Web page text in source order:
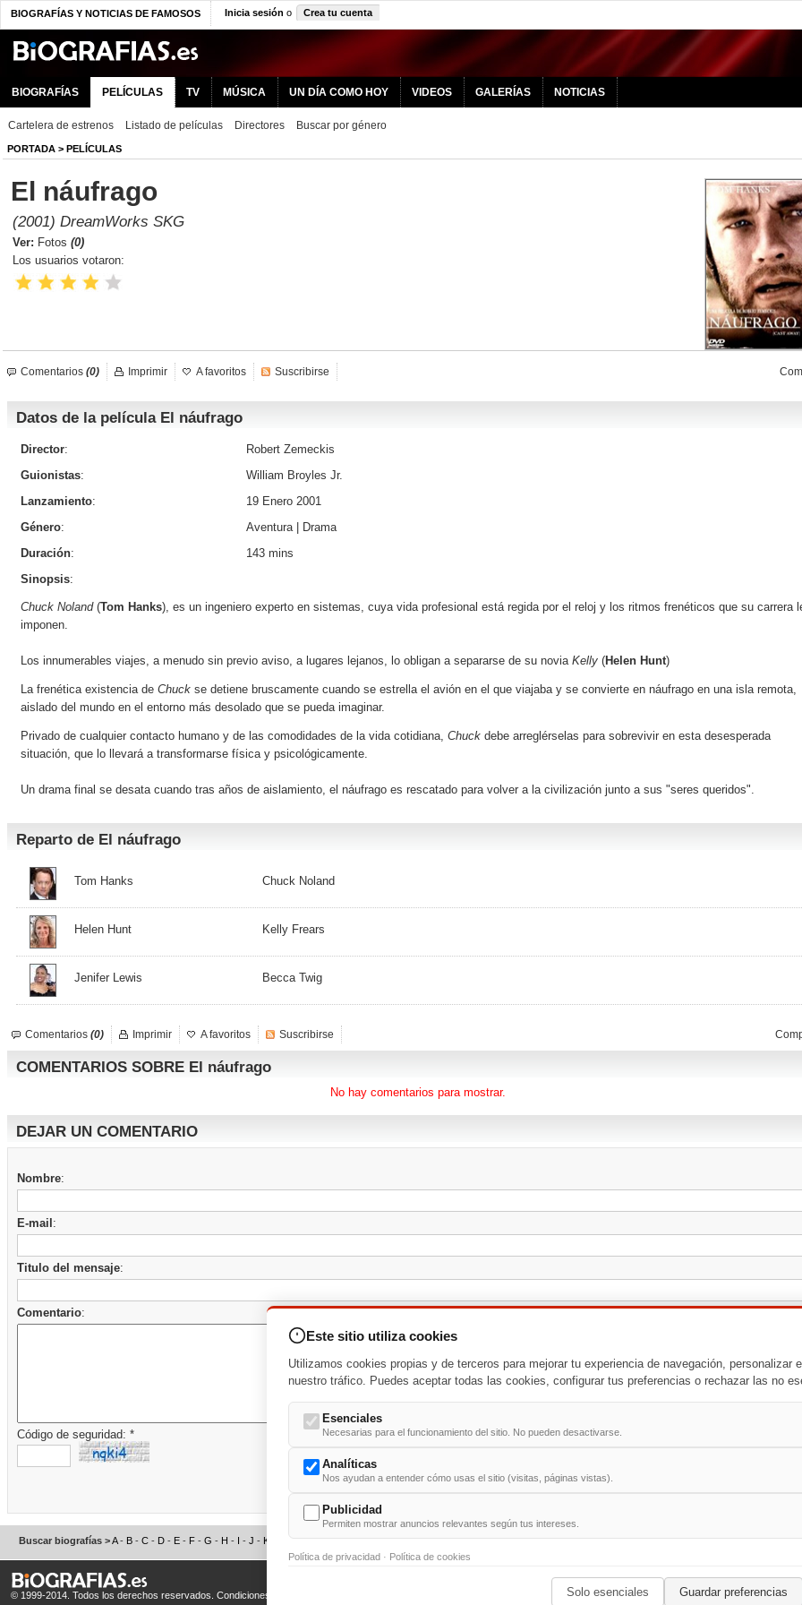
BIOGRAFÍAS Y NOTICIAS DE FAMOSOS Inicia sesión o Crea tu cuenta
BIOGRAFÍAS PELÍCULAS TV MÚSICA UN DÍA COMO HOY VIDEOS GALERÍAS NOTICIAS
Cartelera de estrenos Listado de películas Directores Buscar por género
PORTADA > PELÍCULAS
El náufrago
(2001) DreamWorks SKG
Ver: Fotos (0)
Los usuarios votaron:
Comentarios (0) Imprimir A favoritos Suscribirse
Datos de la película El náufrago
Director:
Robert Zemeckis
Guionistas:
William Broyles Jr.
Lanzamiento:
19 Enero 2001
Género: Aventura|
Drama
Duración:
143 mins
Sinopsis:
Chuck Noland(Tom Hanks), es un ingeniero experto en sistemas, cuya vida profesional está regida por el reloj y los ritmos frenéticos que su carrera
imponen.
Los innumerables viajes, a menudo sin previo aviso, a lugares lejanos, lo obligan a separarse de su novia Kelly (Helen Hunt)
La frenética existencia de Chuck se detiene bruscamente cuando se estrella el avión en el que viajaba y se convierte en náufrago en una isla remota,
aislado del mundo en el entorno más desolado que se pueda imaginar.
Privado de cualquier contacto humano y de las comodidades de la vida cotidiana, Chuck debe arreglérselas para sobrevivir en esta desesperada
situación, que lo llevará a transformarse física y psicológicamente.
Un drama final se desata cuando tras años de aislamiento, el náufrago es rescatado para volver a la civilización junto a sus "seres queridos".
Reparto de El náufrago
Tom Hanks Chuck Noland
Helen Hunt Kelly Frears
Jenifer Lewis Becca Twig
Comentarios (0) Imprimir A favoritos Suscribirse
COMENTARIOS SOBRE El náufrago
No hay comentarios para mostrar.
DEJAR UN COMENTARIO
Nombre:
E-mail :
Titulo del mensaje:
Comentario:
Código de seguridad: *
Buscar biografías >A- B - C - D - E - F - G - H - I - J - K M-N-O-P-Q-R-S-T-U-V-W-X-Y-Z
© 1999-2014. Todos los derechos reservados. Condiciones de uso
Este sitio utiliza cookies
Utilizamos cookies propias y de terceros para mejorar tu experiencia de navegación, personalizar
nuestro tráfico. Puedes aceptar todas las cookies, configurar tus preferencias o rechazar las no
Esenciales
Necesarias para el funcionamiento del sitio. No pueden desactivarse.
Analíticas
Nos ayudan a entender cómo usas el sitio (visitas, páginas vistas).
Publicidad
Permiten mostrar anuncios relevantes según tus intereses.
Política de privacidad · Política de cookies
Solo esenciales Guardar preferencias